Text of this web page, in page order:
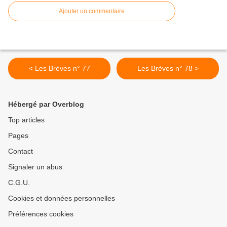
Ajouter un commentaire
< Les Brèves n° 77 Les Brèves n° 78 >
Hébergé par Overblog
Top articles
Pages
Contact
Signaler un abus
C.G.U.
Cookies et données personnelles
Préférences cookies